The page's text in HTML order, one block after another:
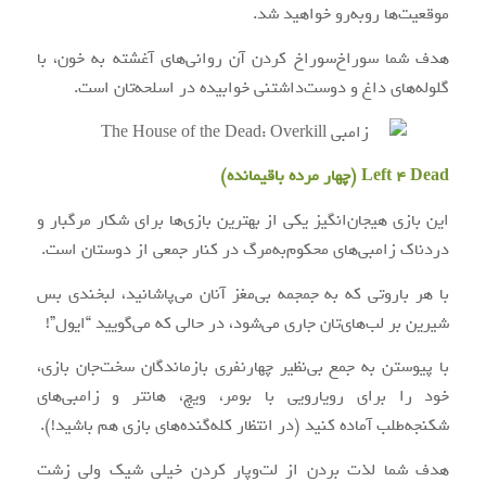
موقعیت‌ها روبه‌رو خواهید شد.
هدف شما سوراخ‌سوراخ کردن آن روانی‌های آغشته به خون، با
گلوله‌های داغ و دوست‌داشتنی خوابیده در اسلحه‌تان است.
Left 4 Dead (چهار مرده باقیمانده)
این بازی هیجان‌انگیز یکی از بهترین بازی‌ها برای شکار مرگبار و
دردناک زامبی‌های محکوم‌به‌مرگ در کنار جمعی از دوستان است.
با هر باروتی که به جمجمه بی‌‌مغز آنان می‌پاشانید، لبخندی بس
شیرین بر لب‌های‌تان جاری می‌شود، در حالی که می‌گویید “ایول”!
با پیوستن به جمع بی‌نظیر چهارنفری بازماندگان سخت‌جان بازی،
خود را برای رویارویی با بومر، ویچ، هانتر و زامبی‌های
شکنجه‌طلب آماده کنید (در انتظار کله‌گنده‌های بازی هم باشید!).
هدف شما لذت بردن از لت‌وپار کردن خیلی شیک ولی زشت